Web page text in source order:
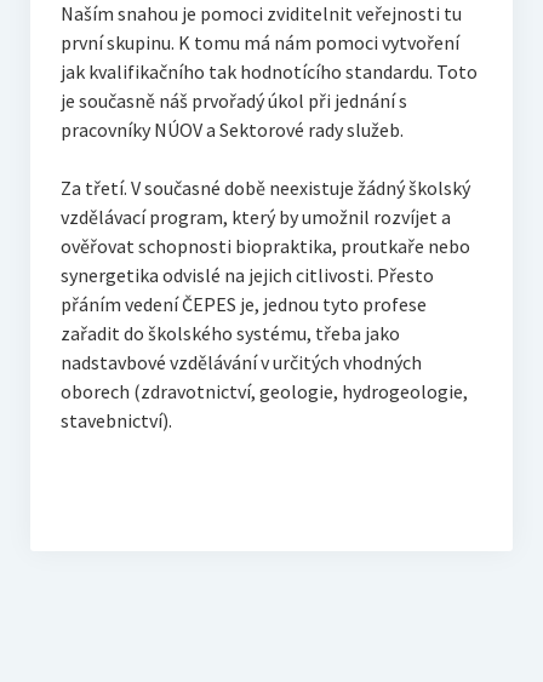
Naším snahou je pomoci zviditelnit veřejnosti tu
první skupinu. K tomu má nám pomoci vytvoření
jak kvalifikačního tak hodnotícího standardu. Toto
je současně náš prvořadý úkol při jednání s
pracovníky NÚOV a Sektorové rady služeb.
Za třetí. V současné době neexistuje žádný školský
vzdělávací program, který by umožnil rozvíjet a
ověřovat schopnosti biopraktika, proutkaře nebo
synergetika odvislé na jejich citlivosti. Přesto
přáním vedení ČEPES je, jednou tyto profese
zařadit do školského systému, třeba jako
nadstavbové vzdělávání v určitých vhodných
oborech (zdravotnictví, geologie, hydrogeologie,
stavebnictví).